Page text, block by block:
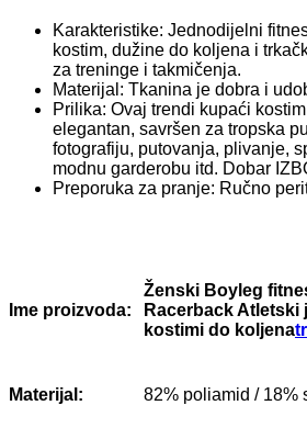
Karakteristike: Jednodijelni
kostim, dužine do koljena i
za treninge i takmičenja.
Materijal: Tkanina je dobra i
Prilika: Ovaj trendi kupaći
elegantan, savršen za tropska
fotografiju, putovanja, plivanje,
modnu garderobu itd. Dobar
Preporuka za pranje: Ručno
Ime proizvoda:
Ženski Boyleg
Racerback
kostimi do koljena
Materijal: 82% poliamid / 18%